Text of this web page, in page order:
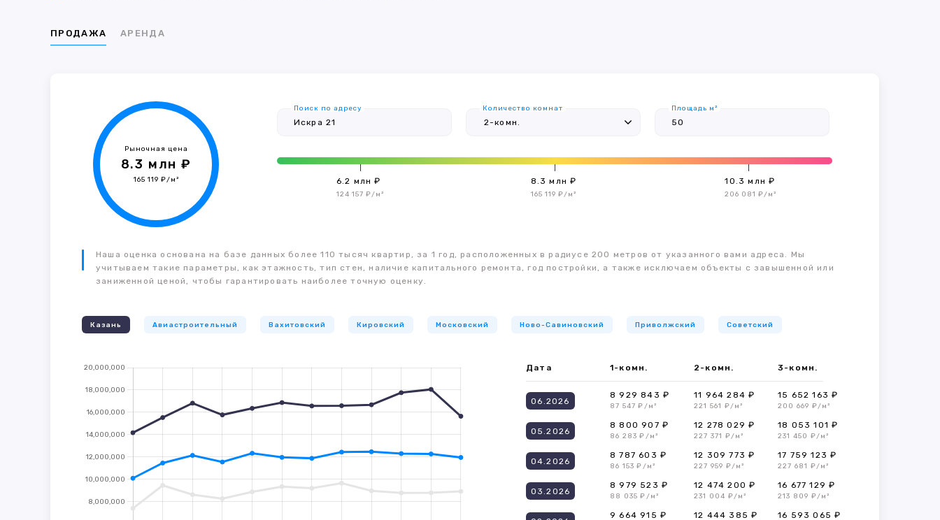
ПРОДАЖА АРЕНДА
Рыночная цена
8.3 млн ₽
165 119 ₽/м²
Поиск по адресу Количество комнат Площадь м²
6.2 млн ₽
124 157 ₽/м²
8.3 млн ₽
165 119 ₽/м²
10.3 млн ₽
206 081 ₽/м²
Наша оценка основана на базе данных более 110 тысяч квартир, за 1 год, расположенных в радиусе 200 метров от указанного вами адреса. Мы
учитываем такие параметры, как этажность, тип стен, наличие капитального ремонта, год постройки, а также исключаем объекты с завышенной или
заниженной ценой, чтобы гарантировать наиболее точную оценку.
Казань Авиастроительный Вахитовский Кировский Московский Ново-Савиновский Приволжский Советский
Дата 1-комн. 2-комн. 3-комн.
06.2026
8 929 843 ₽
87 547 ₽/м²
11 964 284 ₽
221 561 ₽/м²
15 652 163 ₽
200 669 ₽/м²
05.2026
8 800 907 ₽
86 283 ₽/м²
12 278 029 ₽
227 371 ₽/м²
18 053 101 ₽
231 450 ₽/м²
04.2026
8 787 603 ₽
86 153 ₽/м²
12 309 773 ₽
227 959 ₽/м²
17 759 123 ₽
227 681 ₽/м²
03.2026
8 979 523 ₽
88 035 ₽/м²
12 474 200 ₽
231 004 ₽/м²
16 677 129 ₽
213 809 ₽/м²
9 664 915 ₽ 12 444 385 ₽ 16 593 065 ₽